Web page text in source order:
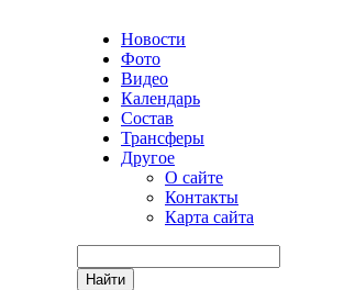
Новости
Фото
Видео
Календарь
Состав
Трансферы
Другое
О сайте
Контакты
Карта сайта
Найти